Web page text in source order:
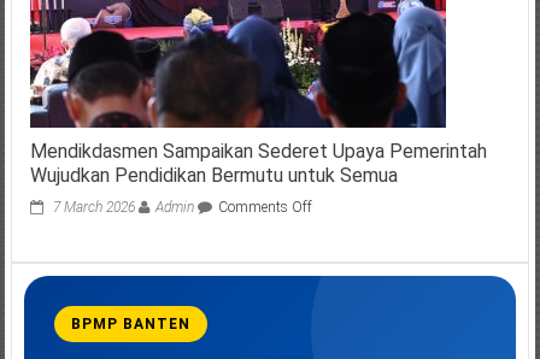
Menuju
WBK/WBBM
Mendikdasmen Sampaikan Sederet Upaya Pemerintah
Wujudkan Pendidikan Bermutu untuk Semua
7 March 2026 Admin Comments Offon
BPMP BANTEN